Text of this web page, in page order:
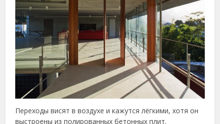
Переходы висят в воздухе и кажутся лёгкими, хотя он
выстроены из полированных бетонных плит.